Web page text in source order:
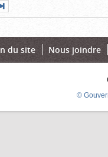
du site Nous joindre
©